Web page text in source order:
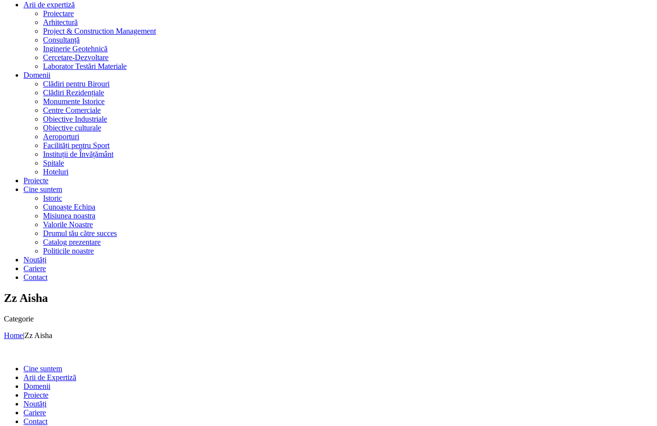
Arii de expertiză
Proiectare
Arhitectură
Project & Construction Management
Consultanță
Inginerie Geotehnică
Cercetare-Dezvoltare
Laborator Testări Materiale
Domenii
Clădiri pentru Birouri
Clădiri Rezidențiale
Monumente Istorice
Centre Comerciale
Obiective Industriale
Obiective culturale
Aeroporturi
Facilități pentru Sport
Instituții de Învățământ
Spitale
Hoteluri
Proiecte
Cine suntem
Istoric
Cunoaște Echipa
Misiunea noastra
Valorile Noastre
Drumul tău către succes
Catalog prezentare
Politicile noastre
Noutăți
Cariere
Contact
Zz Aisha
Categorie
Home|Zz Aisha
Cine suntem
Arii de Expertiză
Domenii
Proiecte
Noutăți
Cariere
Contact